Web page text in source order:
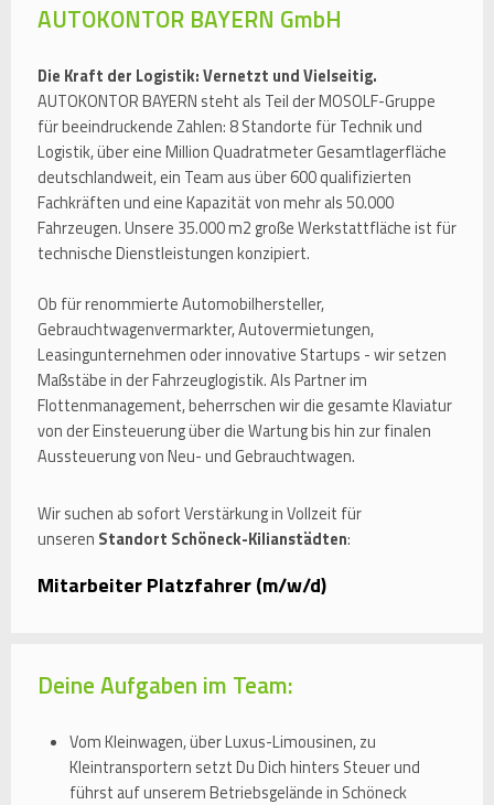
AUTOKONTOR BAYERN GmbH
Die Kraft der Logistik: Vernetzt und Vielseitig.
AUTOKONTOR BAYERN steht als Teil der MOSOLF-Gruppe
für beeindruckende Zahlen: 8 Standorte für Technik und
Logistik, über eine Million Quadratmeter Gesamtlagerfläche
deutschlandweit, ein Team aus über 600 qualifizierten
Fachkräften und eine Kapazität von mehr als 50.000
Fahrzeugen. Unsere 35.000 m2 große Werkstattfläche ist für
technische Dienstleistungen konzipiert.
Ob für renommierte Automobilhersteller,
Gebrauchtwagenvermarkter, Autovermietungen,
Leasingunternehmen oder innovative Startups - wir setzen
Maßstäbe in der Fahrzeuglogistik. Als Partner im
Flottenmanagement, beherrschen wir die gesamte Klaviatur
von der Einsteuerung über die Wartung bis hin zur finalen
Aussteuerung von Neu- und Gebrauchtwagen.
Wir suchen ab sofort Verstärkung in Vollzeit für
unseren Standort Schöneck-Kilianstädten:
Mitarbeiter Platzfahrer (m/w/d)
Deine Aufgaben im Team:
Vom Kleinwagen, über Luxus-Limousinen, zu
Kleintransportern setzt Du Dich hinters Steuer und
führst auf unserem Betriebsgelände in Schöneck